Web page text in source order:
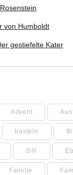
von Humboldt
gestiefelte Kater
Advent
basteln
DIY
Familie